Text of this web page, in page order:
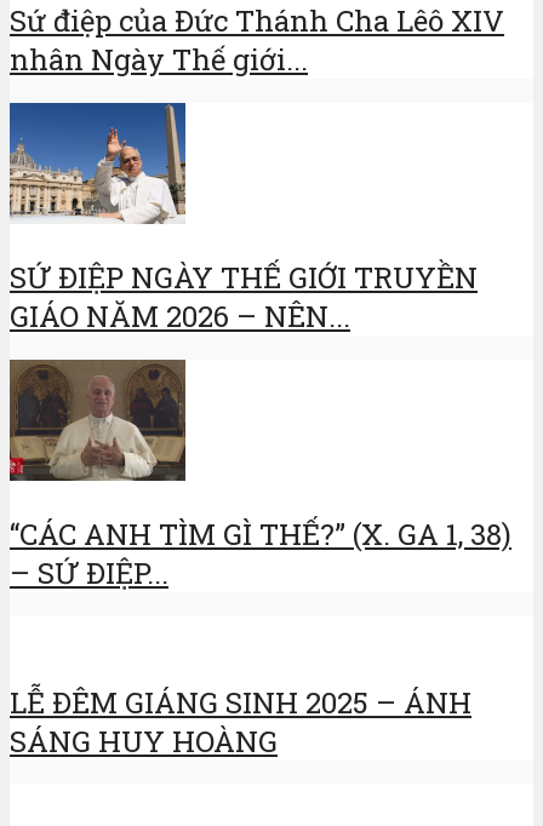
Sứ điệp của Đức Thánh Cha Lêô XIV
nhân Ngày Thế giới...
SỨ ĐIỆP NGÀY THẾ GIỚI TRUYỀN
GIÁO NĂM 2026 – NÊN...
“CÁC ANH TÌM GÌ THẾ?” (X. GA 1, 38)
– SỨ ĐIỆP...
LỄ ĐÊM GIÁNG SINH 2025 – ÁNH
SÁNG HUY HOÀNG